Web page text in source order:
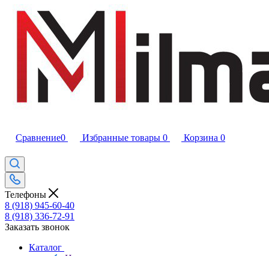
Сравнение0 Избранные товары 0 Корзина 0
Телефоны
8 (918) 945-60-40
8 (918) 336-72-91
Заказать звонок
Каталог